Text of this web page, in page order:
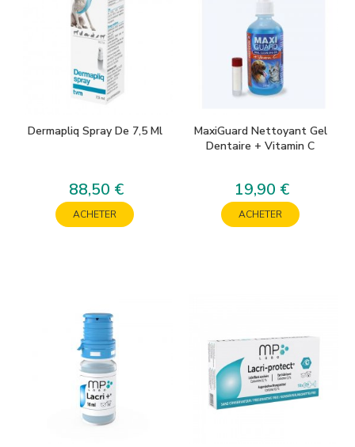
Dermapliq Spray De 7,5 Ml
Prix
88,50 €
ACHETER
MaxiGuard Nettoyant Gel
Dentaire + Vitamin C
Prix
19,90 €
ACHETER